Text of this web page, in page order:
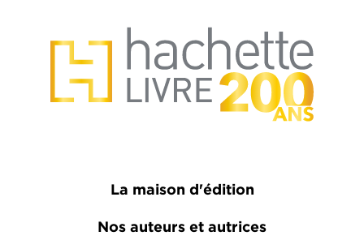
La maison d'édition
Nos auteurs et autrices